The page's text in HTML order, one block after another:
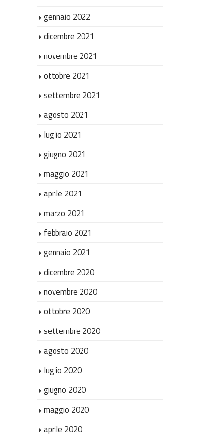
gennaio 2022
dicembre 2021
novembre 2021
ottobre 2021
settembre 2021
agosto 2021
luglio 2021
giugno 2021
maggio 2021
aprile 2021
marzo 2021
febbraio 2021
gennaio 2021
dicembre 2020
novembre 2020
ottobre 2020
settembre 2020
agosto 2020
luglio 2020
giugno 2020
maggio 2020
aprile 2020